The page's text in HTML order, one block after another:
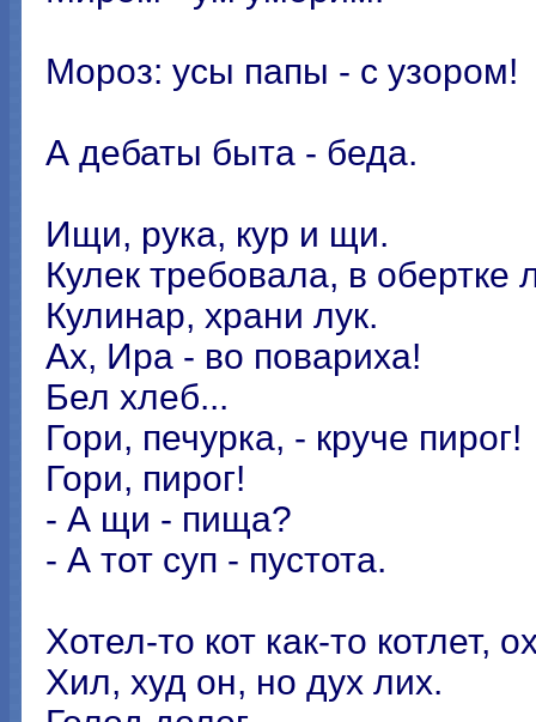
Мороз: усы папы - с узором!
А дебаты быта - беда.
Ищи, рука, кур и щи.
Кулек требовала, в обертке
Кулинар, храни лук.
Ах, Ира - во повариха!
Бел хлеб...
Гори, печурка, - круче пирог!
Гори, пирог!
- А щи - пища?
- А тот суп - пустота.
Хотел-то кот как-то котлет,
Хил, худ он, но дух лих.